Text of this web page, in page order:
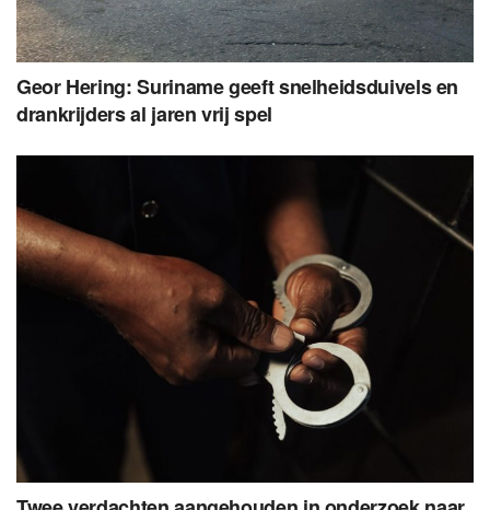
Geor Hering: Suriname geeft snelheidsduivels en
drankrijders al jaren vrij spel